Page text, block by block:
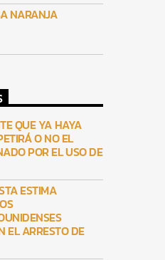
NARANJA
QUE YA HAYA
O NO EL
POR EL USO DE
ESTIMA
EL ARRESTO DE